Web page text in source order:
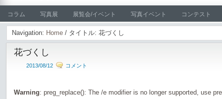
コラム 写真展 展覧会/イベント 写真イベント コンテスト
Navigation: Home / タイトル: 花づくし
花づくし
2013/08/12 コメント
Warning: preg_replace(): The /e modifier is no longer supported, use